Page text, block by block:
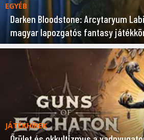
EGYÉB
Darken Bloodstone: Arcytaryum
magyar lapozgatós fantasy
JÁTÉKHÍREK